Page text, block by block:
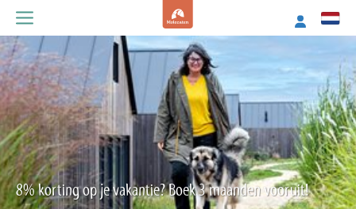
8% korting op je vakantie? Boek 3 maanden vooruit!